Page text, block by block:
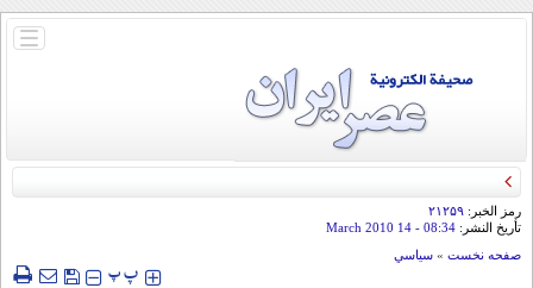
باز
رمز الخبر: ۲۱۲۵۹
تأريخ النشر: 08:34
- 14 March 2010
صفحه نخست » سياسي
‍‍‍ پپ